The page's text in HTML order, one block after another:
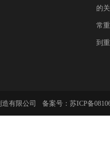
的
常
到
有限公司 备案号： 苏ICP备